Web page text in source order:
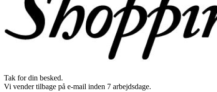
Tak for din besked.
Vi vender tilbage på e-mail inden 7 arbejdsdage.